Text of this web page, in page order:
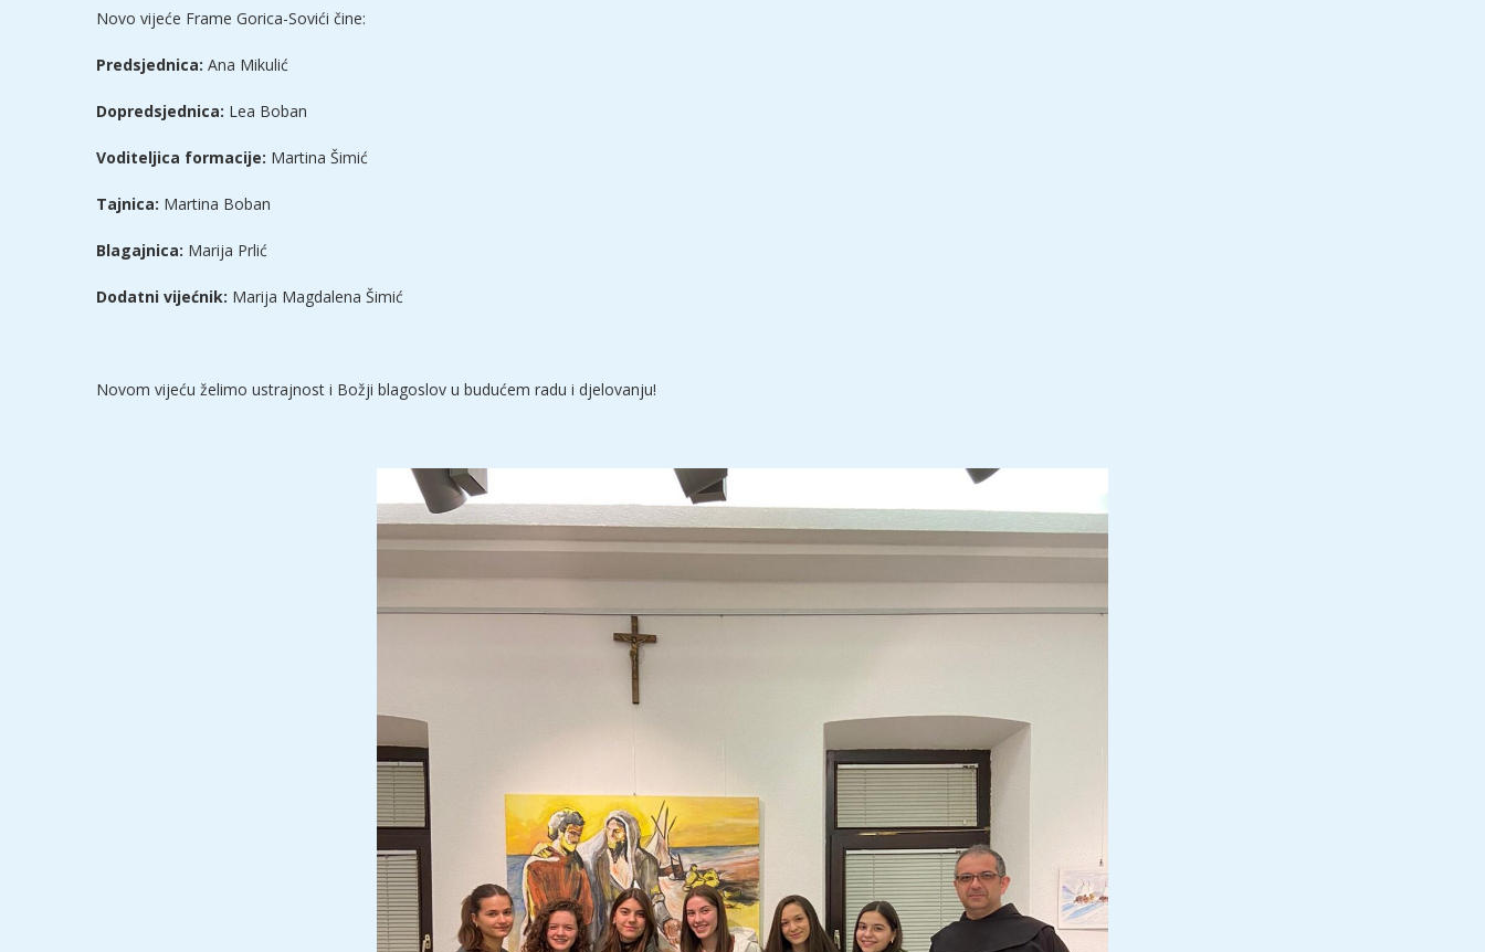
Novo vijeće Frame Gorica-Sovići čine:
Predsjednica: Ana Mikulić
Dopredsjednica: Lea Boban
Voditeljica formacije: Martina Šimić
Tajnica: Martina Boban
Blagajnica: Marija Prlić
Dodatni vijećnik: Marija Magdalena Šimić
Novom vijeću želimo ustrajnost i Božji blagoslov u budućem radu i djelovanju!